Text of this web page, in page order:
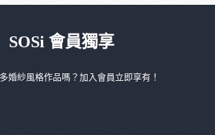
SOSi 會員獨享
婚紗風格作品嗎？加入會員立即享有！